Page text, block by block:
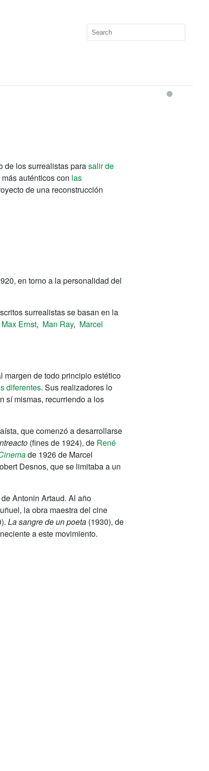
de los surrealistas parasalir de
auténticos con las
de una reconstrucción
en torno a la personalidad del
surrealistas se basan en la
Max Ernst, Man Ray, Marcel
margen de todo principio estético
diferentes. Sus realizadores lo
sí mismas, recurriendo a los
que comenzó a desarrollarse
(fines de 1924), de René
de 1926 de Marcel
Desnos, que se limitaba a un
Antonin Artaud. Al año
la obra maestra del cine
La sangre de un poeta (1930), de
a este movimiento.